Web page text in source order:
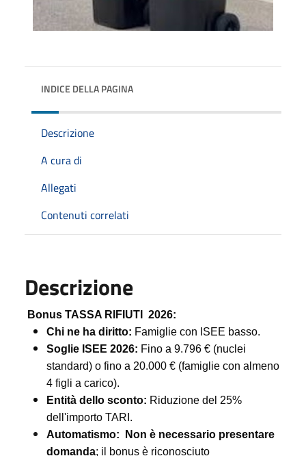
INDICE DELLA PAGINA
Descrizione
A cura di
Allegati
Contenuti correlati
Descrizione
Bonus TASSA RIFIUTI 2026:
Chi ne ha diritto: Famiglie con ISEE basso.
Soglie ISEE 2026: Fino a 9.796 € (nuclei
standard) o fino a 20.000 € (famiglie con almeno
4 figli a carico).
Entità dello sconto: Riduzione del 25%
dell'importo TARI.
Automatismo:
Non è necessario presentare
domanda; il bonus è riconosciuto